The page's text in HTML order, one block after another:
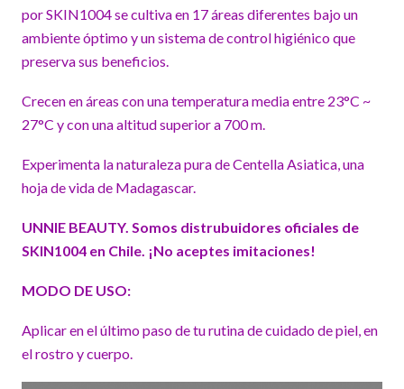
por SKIN1004 se cultiva en 17 áreas diferentes bajo un
ambiente óptimo y un sistema de control higiénico que
preserva sus beneficios.
Crecen en áreas con una temperatura media entre 23°C ~
27°C y con una altitud superior a 700 m.
Experimenta la naturaleza pura de Centella Asiatica, una
hoja de vida de Madagascar.
UNNIE BEAUTY. Somos distrubuidores oficiales de
SKIN1004 en Chile. ¡No aceptes imitaciones!
MODO DE USO:
Aplicar en el último paso de tu rutina de cuidado de piel, en
el rostro y cuerpo.